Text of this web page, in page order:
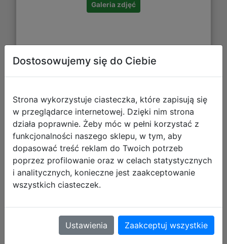
Galeria zdjęć
Dobble - Gra, która rozkręci każdą
imprezę!
Dostosowujemy się do Ciebie
Strona wykorzystuje ciasteczka, które zapisują się
w przeglądarce internetowej. Dzięki nim strona
działa poprawnie. Żeby móc w pełni korzystać z
funkcjonalności naszego sklepu, w tym, aby
dopasować treść reklam do Twoich potrzeb
poprzez profilowanie oraz w celach statystycznych
i analitycznych, konieczne jest zaakceptowanie
wszystkich ciasteczek.
Ustawienia Zaakceptuj wszystkie